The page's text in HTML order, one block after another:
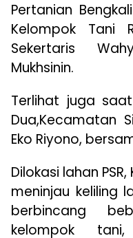
Pertanian
Kelompok Tani
Sekertaris
Mukhsinin.
Terlihat juga
Dua,Kecamatan
Eko Riyono,
Dilokasi lahan
meninjau keliling
berbincang
kelompok